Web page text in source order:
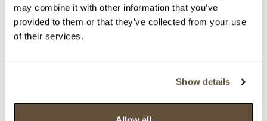
may combine it with other information that you’ve
provided to them or that they’ve collected from your use
of their services.
Show details
Částka Přihozeno
Přihodil
4 800 Kč
limit (07.12.2025 20:22:24)